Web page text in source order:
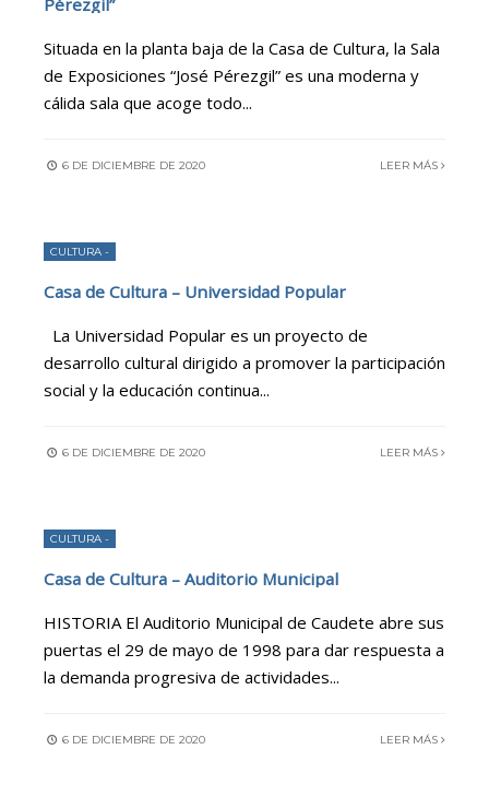
Pérezgil”
Situada en la planta baja de la Casa de Cultura, la Sala
de Exposiciones “José Pérezgil” es una moderna y
cálida sala que acoge todo...
6 DE DICIEMBRE DE 2020 LEER MÁS
CULTURA -
Casa de Cultura – Universidad Popular
La Universidad Popular es un proyecto de
desarrollo cultural dirigido a promover la participación
social y la educación continua...
6 DE DICIEMBRE DE 2020 LEER MÁS
CULTURA -
Casa de Cultura – Auditorio Municipal
HISTORIA El Auditorio Municipal de Caudete abre sus
puertas el 29 de mayo de 1998 para dar respuesta a
la demanda progresiva de actividades...
6 DE DICIEMBRE DE 2020 LEER MÁS